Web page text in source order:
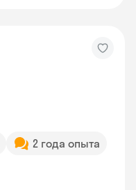
2 года опыта